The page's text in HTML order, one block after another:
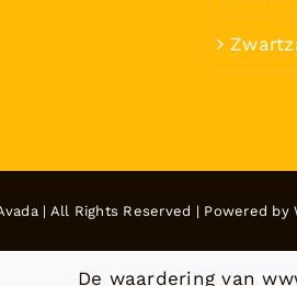
| All Rights Reserved | Powered by
De waardering van